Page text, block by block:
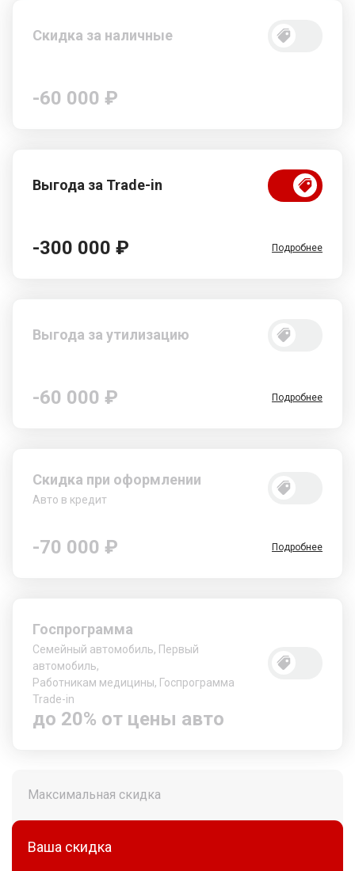
Скидка за наличные
-60 000 ₽
Выгода за Trade-in
-300 000 ₽ Подробнее
Выгода за утилизацию
-60 000 ₽ Подробнее
Скидка при оформлении
Авто в кредит
-70 000 ₽ Подробнее
Госпрограмма
Семейный автомобиль, Первый
автомобиль,
Работникам медицины, Госпрограмма
Trade-in
до 20% от цены авто
Максимальная скидка
Ваша скидка